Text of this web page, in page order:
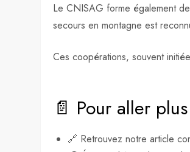
Le CNISAG forme également
secours en montagne est
Ces coopérations, souvent
📄 Pour aller
🔗 Retrouvez notre article